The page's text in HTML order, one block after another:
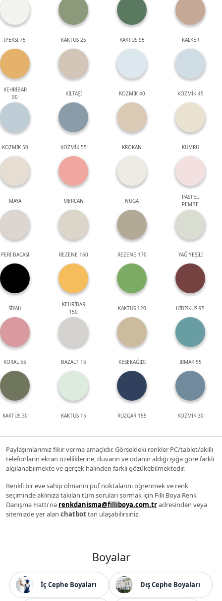
İPEKSİ 75 KAKTÜS 25 KAKTÜS 95 KALKER
KEHRİBAR
90
KİLTAŞI KOZMİK 40 KOZMİK 45
KOZMİK 50 KOZMİK 55 KROKAN KUMRU
MAYA MERCAN NUGA
PASTEL
PEMBE
PERİ BACASI REZENE 160 REZENE 170 YAĞ YEŞİLİ
SİYAH
KEHRİBAR
150
KAKTÜS 120 HİBİSKUS 95
KORAL 55 BAZALT 15 KESEKAĞIDI IRMAK 55
KAKTÜS 30 KAKTÜS 15 RÜZGAR 155 KOZMİK 30
Paylaşımlarımız fikir verme amaçlıdır. Görseldeki renkler PC/tablet/akıllı
telefonların ekran özelliklerine, duvarın ve odanın aldığı ışığa göre farklı
algılanabilmekte ve gerçek halinden farklı gözükebilmektedir.
Renkli bir eve sahip olmanın püf noktalarını öğrenmek ve renk
seçiminde aklınıza takılan tüm soruları sormak için Filli Boya Renk
Danışma Hattı'na renkdanisma@filliboya.com.tradresinden veya
sitemizde yer alan chatbot'tan ulaşabilirsiniz.
Boyalar
İç Cephe Boyaları Dış Cephe Boyaları